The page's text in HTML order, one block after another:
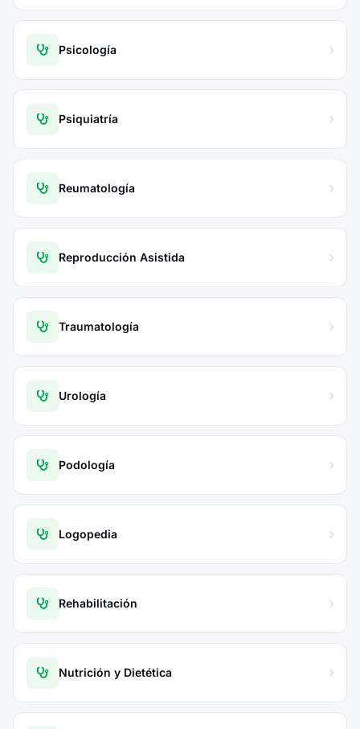
Psicología
Psiquiatría
Reumatología
Reproducción Asistida
Traumatología
Urología
Podología
Logopedia
Rehabilitación
Nutrición y Dietética